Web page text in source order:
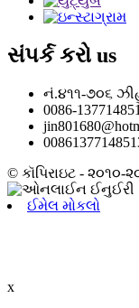
સંપર્ક કરો us
નં.૪૧૧-૭૦૬
0086-
© કૉપિરાઇટ - ૨૦૧૦-
ઈમેલ મોકલો
x